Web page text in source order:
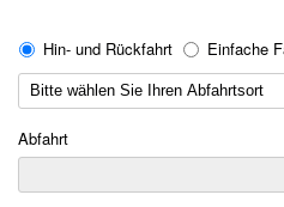
Hin- und Rückfahrt Einfache
Abfahrt